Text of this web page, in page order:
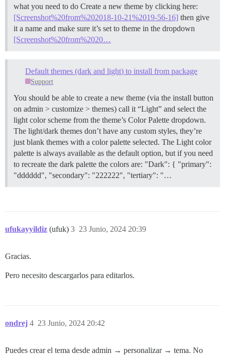
what you need to do Create a new theme by clicking here:
[Screenshot%20from%202018-10-21%2019-56-16] then give
it a name and make sure it’s set to theme in the dropdown
[Screenshot%20from%2020…
Default themes (dark and light) to install from package
Support
You should be able to create a new theme (via the install button
on admin > customize > themes) call it “Light” and select the
light color scheme from the theme’s Color Palette dropdown.
The light/dark themes don’t have any custom styles, they’re
just blank themes with a color palette selected. The Light color
palette is always available as the default option, but if you need
to recreate the dark palette the colors are: "Dark": { "primary":
"dddddd", "secondary": "222222", "tertiary": "…
ufukayyildiz (ufuk) 23 Junio, 2024 20:39
3
Gracias.
Pero necesito descargarlos para editarlos.
ondrej 23 Junio, 2024 20:42
4
Puedes crear el tema desde admin → personalizar → tema. No